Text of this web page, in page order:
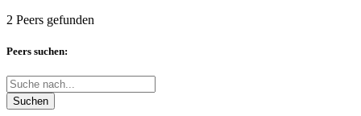
2 Peers gefunden
Peers suchen:
Suchen